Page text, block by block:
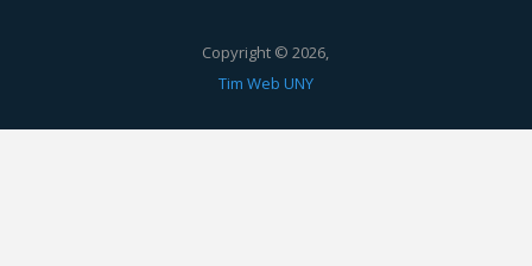
Copyright © 2026,
Tim Web UNY